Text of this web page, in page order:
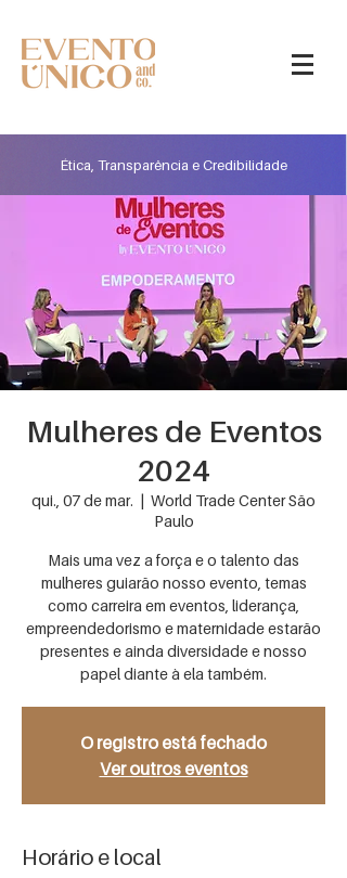
Ética, Transparência e Credibilidade
Mulheres de Eventos
2024
qui., 07 de mar.
  |
World Trade Center São
Paulo
Mais uma vez a força e o talento das
mulheres guiarão nosso evento, temas
como carreira em eventos, liderança,
empreendedorismo e maternidade estarão
presentes e ainda diversidade e nosso
papel diante à ela também.
O registro está fechado
Ver outros eventos
Horário e local